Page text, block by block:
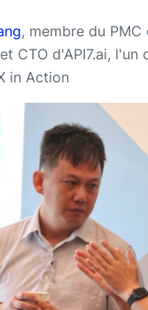
, membre du PMC
CTO d'API7.ai, l'un
in Action